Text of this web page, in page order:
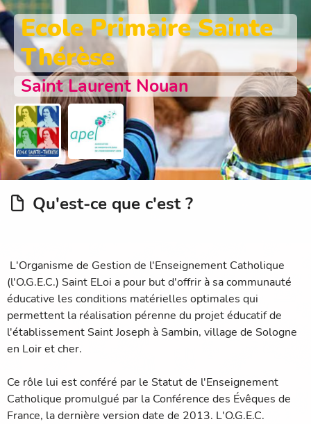
Ecole Primaire Sainte
Thérèse
Saint Laurent Nouan
Qu'est-ce que c'est ?
L'Organisme de Gestion de l'Enseignement Catholique
(l'O.G.E.C.) Saint ELoi a pour but d'offrir à sa communauté
éducative les conditions matérielles optimales qui
permettent la réalisation pérenne du projet éducatif de
l'établissement Saint Joseph à Sambin, village de Sologne
en Loir et cher.
Ce rôle lui est conféré par le Statut de l'Enseignement
Catholique promulgué par la Conférence des Évêques de
France, la dernière version date de 2013. L'O.G.E.C.